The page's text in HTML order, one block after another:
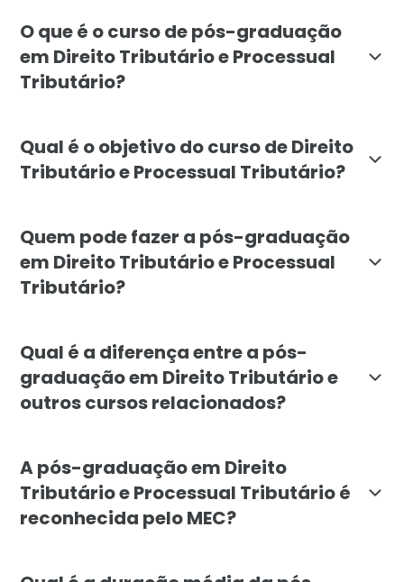
O que é o curso de pós-graduação
em Direito Tributário e Processual
Tributário?
Qual é o objetivo do curso de Direito
Tributário e Processual Tributário?
Quem pode fazer a pós-graduação
em Direito Tributário e Processual
Tributário?
Qual é a diferença entre a pós-
graduação em Direito Tributário e
outros cursos relacionados?
A pós-graduação em Direito
Tributário e Processual Tributário é
reconhecida pelo MEC?